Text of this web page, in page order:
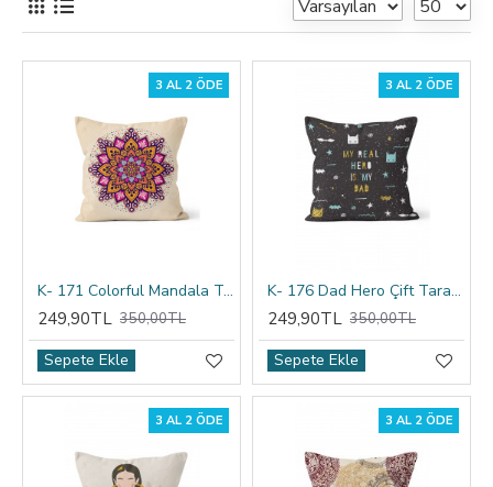
3 AL 2 ÖDE
K- 171 Colorful Mandala Tribal Çift Tarafı Baskılı Kırlent Kılıfı
249,90TL 350,00TL
Sepete Ekle
3 AL 2 ÖDE
K- 176 Dad Hero Çift Tarafı Baskılı Kırlent Kılıfı
249,90TL 350,00TL
Sepete Ekle
3 AL 2 ÖDE 3 AL 2 ÖDE